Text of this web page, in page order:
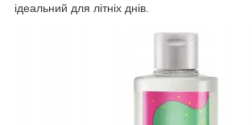
ідеальний для літніх днів.